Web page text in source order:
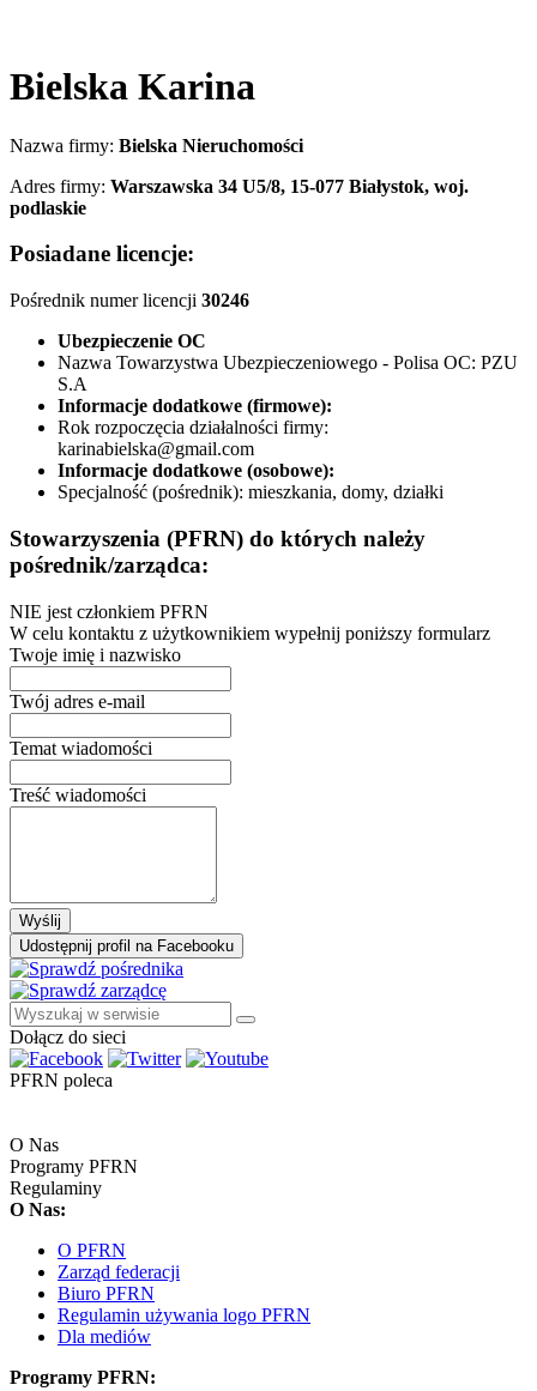
Bielska Karina
Nazwa firmy: Bielska Nieruchomości
Adres firmy: Warszawska 34 U5/8, 15-077 Białystok, woj.
podlaskie
Posiadane licencje:
Pośrednik numer licencji 30246
Ubezpieczenie OC
Nazwa Towarzystwa Ubezpieczeniowego - Polisa OC: PZU
S.A
Informacje dodatkowe (firmowe):
Rok rozpoczęcia działalności firmy:
karinabielska@gmail.com
Informacje dodatkowe (osobowe):
Specjalność (pośrednik): mieszkania, domy, działki
Stowarzyszenia (PFRN) do których należy
pośrednik/zarządca:
NIE jest członkiem PFRN
W celu kontaktu z użytkownikiem wypełnij poniższy formularz
Twoje imię i nazwisko
Twój adres e-mail
Temat wiadomości
Treść wiadomości
Wyślij
Udostępnij profil na Facebooku
Dołącz do sieci
PFRN poleca
O Nas
Programy PFRN
Regulaminy
O Nas:
O PFRN
Zarząd federacji
Biuro PFRN
Regulamin używania logo PFRN
Dla mediów
Programy PFRN: